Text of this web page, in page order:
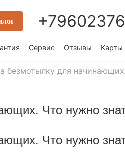
Сервис Отзывы Карты
безмотылку для
Что нужно
Что нужно